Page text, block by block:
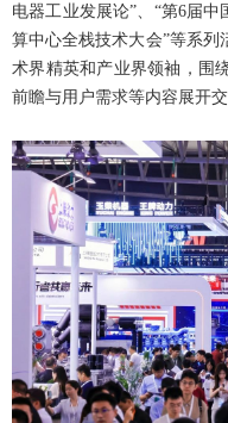
电器工业发展论”、“第6届中
算中心全栈技术大会”等系
术界精英和产业界领袖，围
前瞻与用户需求等内容展开交